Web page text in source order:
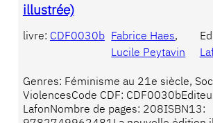
illustrée)
livre: CDF0030b Fabrice Haes
Lucile Peytavin
Genres: Féminisme au 21e siècle,
ViolencesCode CDF:
LafonNombre de pages: 208ISBN13: